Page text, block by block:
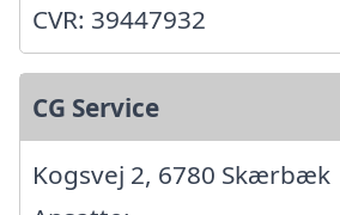
CVR: 39447932
CG Service
Kogsvej 2, 6780 Skærbæk